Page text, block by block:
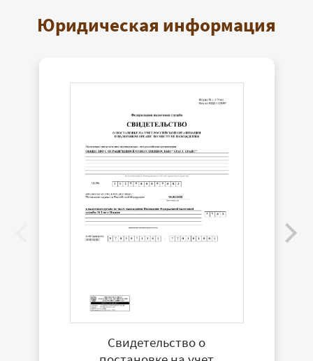
Юридическая информация
Свидетельство о